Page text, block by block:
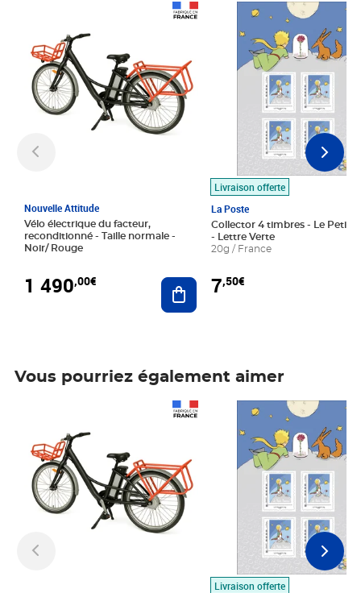
Nouvelle Attitude
Vélo électrique du facteur,
reconditionné - Taille normale -
Noir/ Rouge
1 490,00€ Ajouter au panier
Livraison offerte
La Poste
Collector 4 timbres - Le Petit
- Lettre Verte
20g / France
7,50€
Prix 7,50€
Vous pourriez également aimer
Livraison offerte
Prix 7,50€